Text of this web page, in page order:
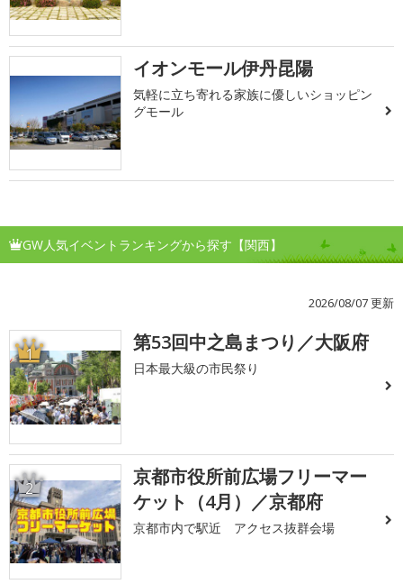
イオンモール伊丹昆陽
気軽に立ち寄れる家族に優しいショッピン
グモール
GW人気イベントランキングから探す【関西】
2026/08/07 更新
1 第53回中之島まつり／大阪府
日本最大級の市民祭り
2
京都市役所前広場フリーマー
ケット（4月）／京都府
京都市内で駅近 アクセス抜群会場